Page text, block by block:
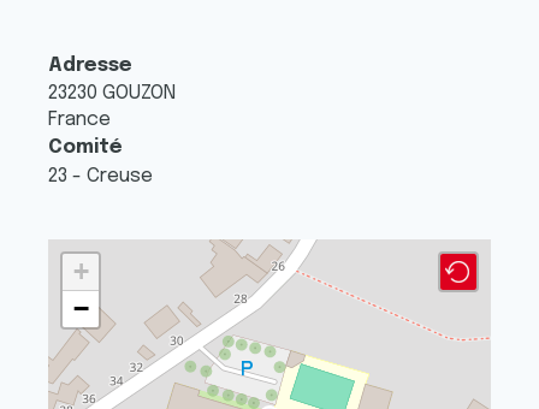
Adresse
23230 GOUZON
France
Comité
23 - Creuse
+
−